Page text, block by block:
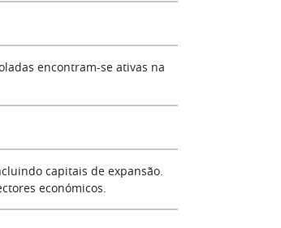
encontram-se ativas na
capitais de expansão.
económicos.